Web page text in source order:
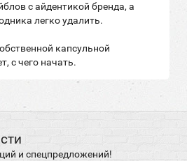
с айдентикой бренда, а
легко удалить.
капсульной
с чего начать.
и спецпредложений!